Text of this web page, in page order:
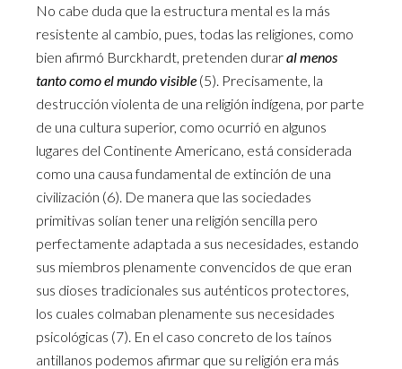
No cabe duda que la estructura mental es la más
resistente al cambio, pues, todas las religiones, como
bien afirmó Burckhardt, pretenden duraral menos
tanto como el mundo visible (5). Precisamente, la
destrucción violenta de una religión indígena, por parte
de una cultura superior, como ocurrió en algunos
lugares del Continente Americano, está considerada
como una causa fundamental de extinción de una
civilización (6). De manera que las sociedades
primitivas solían tener una religión sencilla pero
perfectamente adaptada a sus necesidades, estando
sus miembros plenamente convencidos de que eran
sus dioses tradicionales sus auténticos protectores,
los cuales colmaban plenamente sus necesidades
psicológicas (7). En el caso concreto de los taínos
antillanos podemos afirmar que su religión era más